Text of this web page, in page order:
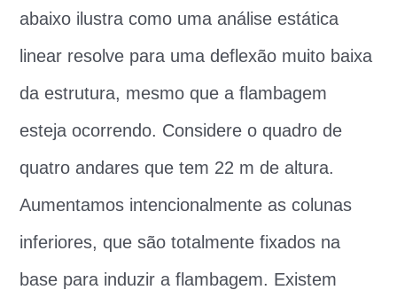
abaixo ilustra como uma análise estática
linear resolve para uma deflexão muito baixa
da estrutura, mesmo que a flambagem
esteja ocorrendo. Considere o quadro de
quatro andares que tem 22 m de altura.
Aumentamos intencionalmente as colunas
inferiores, que são totalmente fixados na
base para induzir a flambagem. Existem